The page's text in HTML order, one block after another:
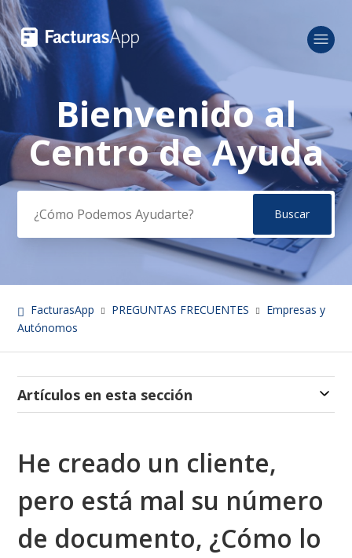
Búsqueda
Bienvenido al
Centro de Ayuda
FacturasApp PREGUNTAS FRECUENTES
Empresas y
Autónomos
Artículos en esta sección
He creado un cliente,
pero está mal su número
de documento, ¿Cómo lo